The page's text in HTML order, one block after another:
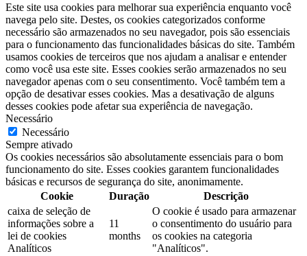
Este site usa cookies para melhorar sua experiência enquanto você
navega pelo site. Destes, os cookies categorizados conforme
necessário são armazenados no seu navegador, pois são essenciais
para o funcionamento das funcionalidades básicas do site. Também
usamos cookies de terceiros que nos ajudam a analisar e entender
como você usa este site. Esses cookies serão armazenados no seu
navegador apenas com o seu consentimento. Você também tem a
opção de desativar esses cookies. Mas a desativação de alguns
desses cookies pode afetar sua experiência de navegação.
Necessário
Necessário
Sempre ativado
Os cookies necessários são absolutamente essenciais para o bom
funcionamento do site. Esses cookies garantem funcionalidades
básicas e recursos de segurança do site, anonimamente.
Cookie
Duração
Descrição
caixa de seleção de
informações sobre a
lei de cookies
Analíticos
11
months
O cookie é usado para armazenar
o consentimento do usuário para
os cookies na categoria
"Analíticos".